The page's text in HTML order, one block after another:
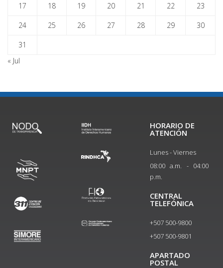
17 18 19 20 21 22 23
24 25 26 27 28 29 30
31
« Jul
HORARIO DE
ATENCIÓN
Lunes - Viernes
08:00 a.m. - 04:00
p.m.
CENTRAL
TELEFÓNICA
+507 500-9800
+507 500-9801​
APARTADO
POSTAL